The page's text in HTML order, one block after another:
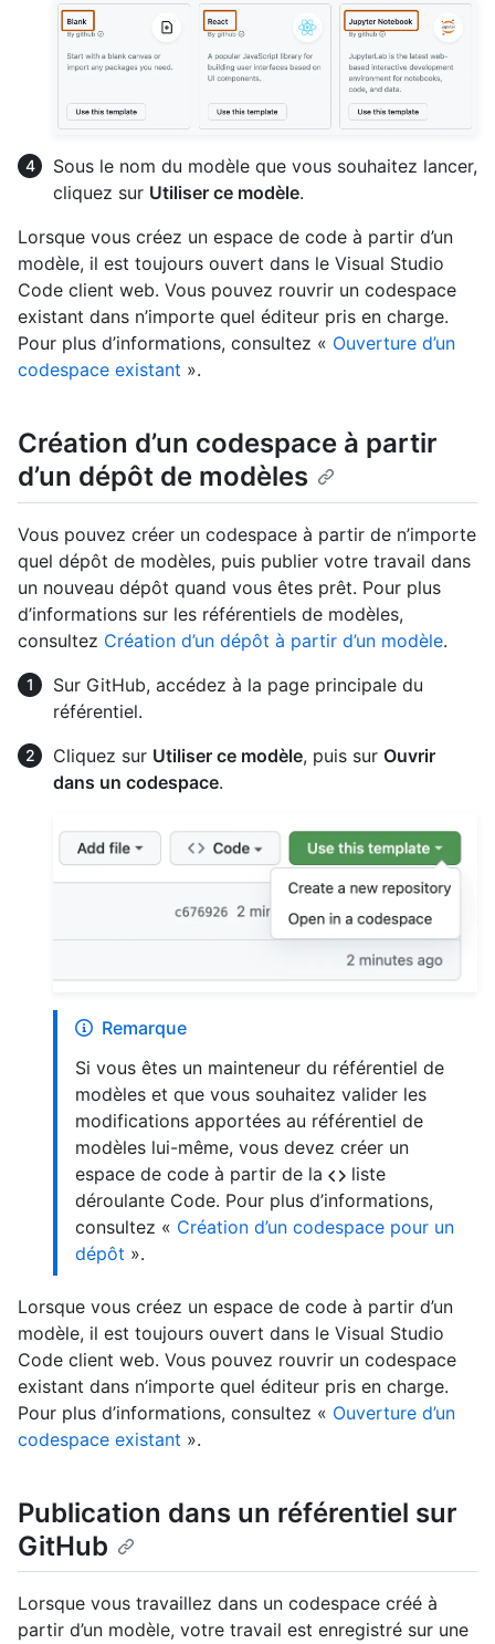
Sous le nom du modèle que vous souhaitez lancer,
cliquez sur Utiliser ce modèle.
Lorsque vous créez un espace de code à partir d’un
modèle, il est toujours ouvert dans le Visual Studio
Code client web. Vous pouvez rouvrir un codespace
existant dans n’importe quel éditeur pris en charge.
Pour plus d’informations, consultez « Ouverture d’un
codespace existant ».
Création d’un codespace à partir
d’un dépôt de modèles
Vous pouvez créer un codespace à partir de n’importe
quel dépôt de modèles, puis publier votre travail dans
un nouveau dépôt quand vous êtes prêt. Pour plus
d’informations sur les référentiels de modèles,
consultez Création d’un dépôt à partir d’un modèle.
Sur GitHub, accédez à la page principale du
référentiel.
Cliquez sur Utiliser ce modèle, puis sur Ouvrir
dans un codespace.
Remarque
Si vous êtes un mainteneur du référentiel de
modèles et que vous souhaitez valider les
modifications apportées au référentiel de
modèles lui-même, vous devez créer un
espace de code à partir de la
liste
déroulante Code. Pour plus d’informations,
consultez « Création d’un codespace pour un
dépôt ».
Lorsque vous créez un espace de code à partir d’un
modèle, il est toujours ouvert dans le Visual Studio
Code client web. Vous pouvez rouvrir un codespace
existant dans n’importe quel éditeur pris en charge.
Pour plus d’informations, consultez « Ouverture d’un
codespace existant ».
Publication dans un référentiel sur
GitHub
Lorsque vous travaillez dans un codespace créé à
partir d’un modèle, votre travail est enregistré sur une